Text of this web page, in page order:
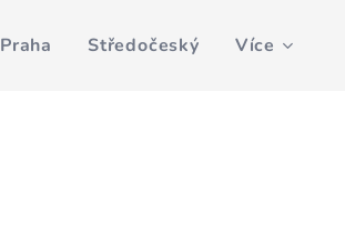
Praha Středočeský Více